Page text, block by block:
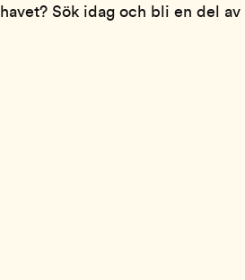
Sök idag och bli en del av